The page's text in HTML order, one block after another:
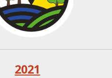
2021